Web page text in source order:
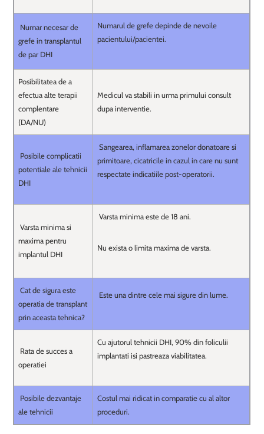
Numar necesar de
grefe in transplantul
de par DHI
Numarul de grefe depinde de nevoile
pacientului/pacientei.
Posibilitatea de a
efectua alte terapii
complentare
(DA/NU)
Medicul va stabili in urma primului consult
dupa interventie.
Posibile complicatii
potentiale ale tehnicii
DHI
Sangearea, inflamarea zonelor donatoare si
primitoare, cicatricile in cazul in care nu sunt
respectate indicatiile post-operatorii.
Varsta minima si
maxima pentru
implantul DHI
Varsta minima este de 18 ani.
Nu exista o limita maxima de varsta.
Cat de sigura este
operatia de transplant
prin aceasta tehnica?
Este una dintre cele mai sigure din lume.
Rata de succes a
operatiei
Cu ajutorul tehnicii DHI, 90% din foliculii
implantati isi pastreaza viabilitatea.
Posibile dezvantaje
ale tehnicii
Costul mai ridicat in comparatie cu al altor
proceduri.